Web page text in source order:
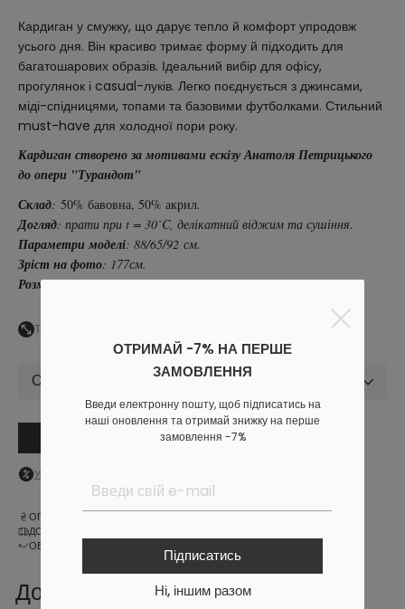
ОТРИМАЙ -7% НА ПЕРШЕ
ЗАМОВЛЕННЯ
Введи електронну пошту, щоб підписатись на
наші оновлення та отримай знижку на перше
замовлення -7%
Підписатись
Ні, іншим разом
Кардиган у смужку, що дарує тепло й комфорт упродовж
усього дня. Він красиво тримає форму й підходить для
багатошарових образів. Ідеальний вибір для офісу,
прогулянок і casual-луків. Легко поєднується з джинсами,
міді-спідницями, топами та базовими футболками. Стильний
must-have для холодної пори року.
Кардиган створено за мотивами ескізу Анатоля Петрицького
до опери "Турандот"
Склад: 50% бавовна, 50% акрил.
Догляд: прати при t = 30˚C, делікатний віджим та сушіння.
Параметри моделі: 88/65/92 см.
Зріст на фото: 177см.
Розмір на моделі: S-M.
Таблиця розмірів
Обрати розмір
Увійдіть
ОПЛАТА
ДОСТАВКА
ОБМІН ТА ПОВЕРНЕННЯ
Доповни образ